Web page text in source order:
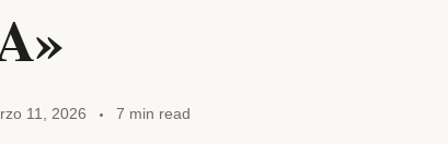
11, 2026 7 min read